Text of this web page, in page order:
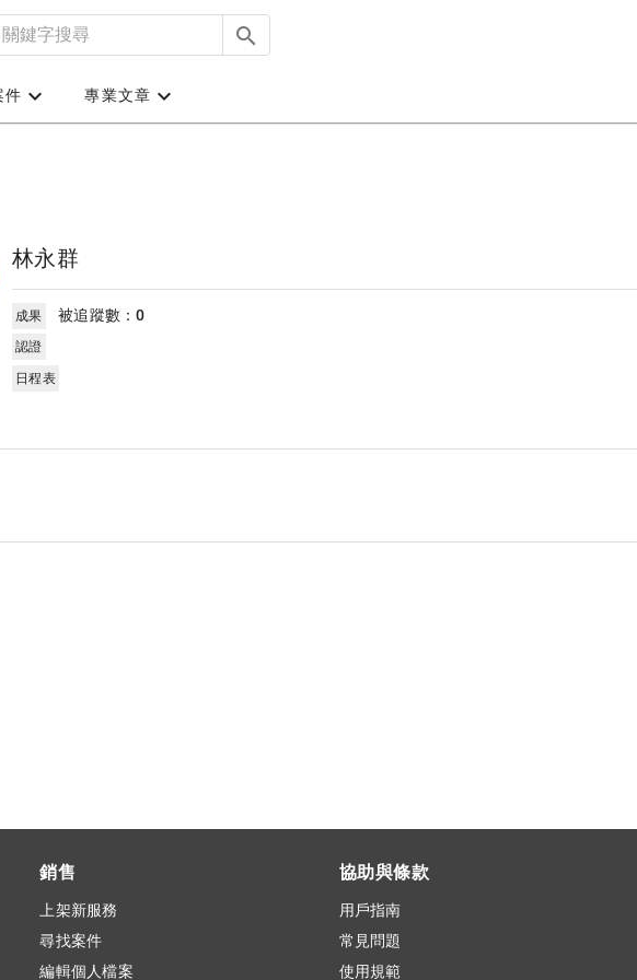
件 專業文章
林永群
成果 被追蹤數：0
認證
日程表
銷售
上架新服務
尋找案件
編輯個人檔案
協助與條款
用戶指南
常見問題
使用規範